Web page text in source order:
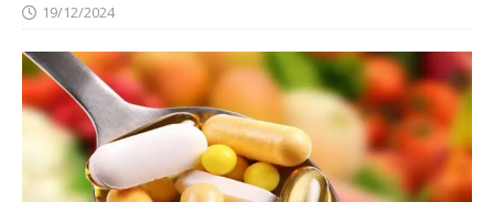
19/12/2024